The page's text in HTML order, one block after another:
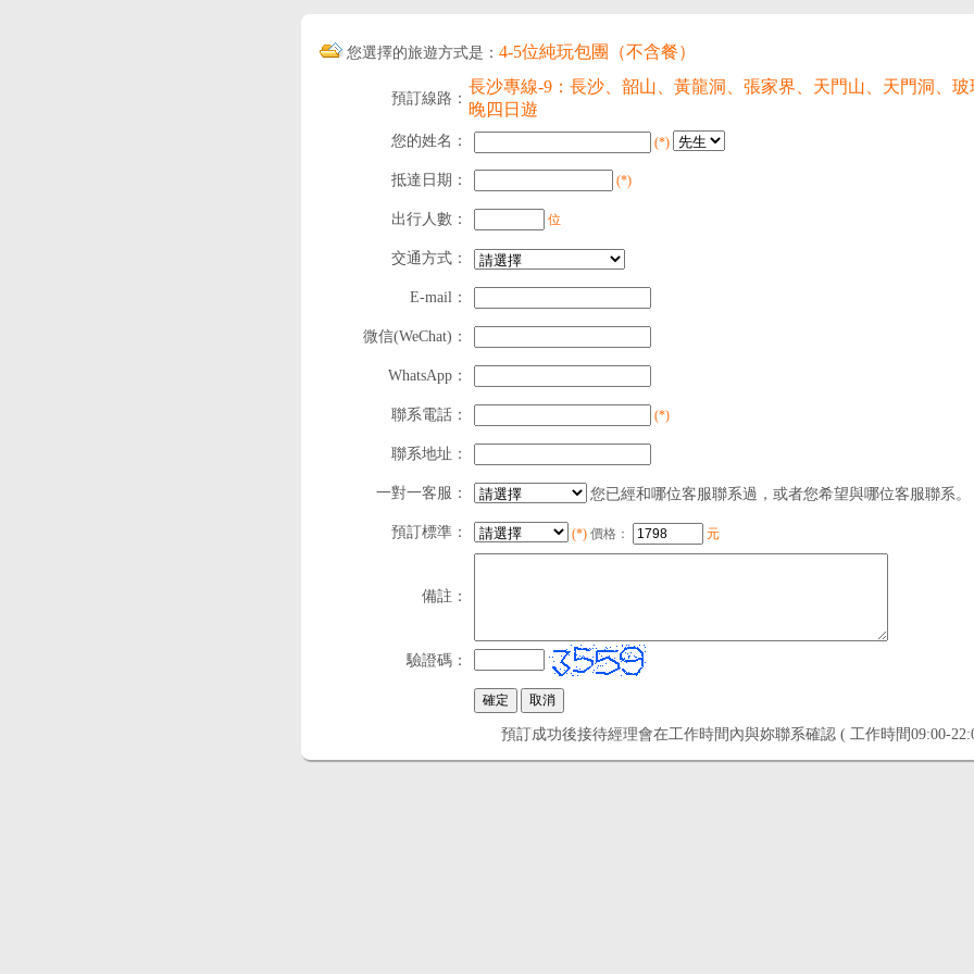
您選擇的旅遊方式是： 4-5位純玩包團（不含餐）
預訂線路：
長沙專線-9：長沙、韶山、黃龍洞、張家界、天門山、天門洞、
晚四日遊
您的姓名： (*)
抵達日期： (*)
出行人數： 位
交通方式：
E-mail：
微信(WeChat)：
WhatsApp：
聯系電話： (*)
聯系地址：
一對一客服： 您已經和哪位客服聯系過，或者您希望與哪位客服聯系。
預訂標準： (*) 價格： 元
備註：
驗證碼：
預訂成功後接待經理會在工作時間內與妳聯系確認 ( 工作時間09:00-